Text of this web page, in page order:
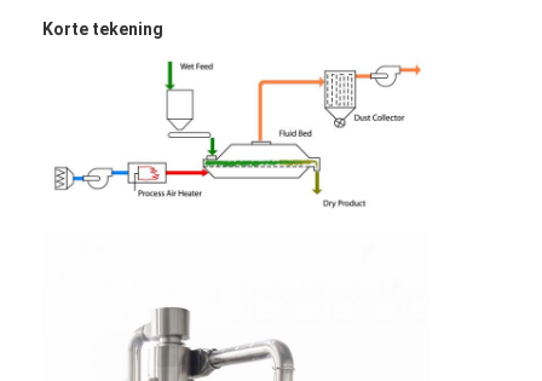
Peddeldroger
Vacuüm Drogende Machine
Korte tekening